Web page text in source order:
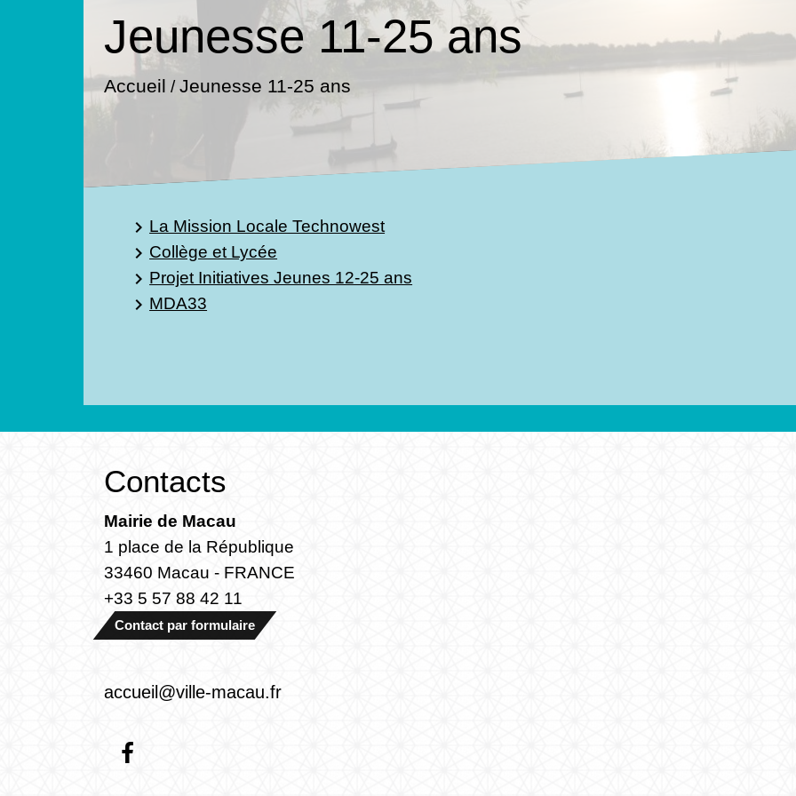
Jeunesse 11-25 ans
Accueil /Jeunesse 11-25 ans
keyboard_arrow_rightLa Mission Locale Technowest
keyboard_arrow_rightCollège et Lycée
keyboard_arrow_rightProjet Initiatives Jeunes 12-25 ans
keyboard_arrow_rightMDA33
Contacts
Mairie de Macau
1 place de la République
33460 Macau - FRANCE
+33 5 57 88 42 11
Contact par formulaire
accueil@ville-macau.fr